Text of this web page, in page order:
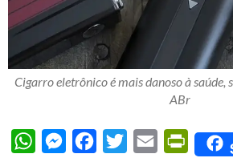
Cigarro eletrônico é mais danoso à saúde,
ABr
WhatsAppMessengerFacebook
Twitter Email